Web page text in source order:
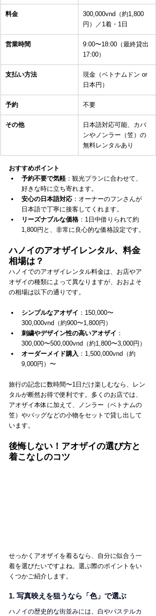
料金
300,000vnd（約1,800
円）／1着・1日
営業時間
9:00〜18:00（最終貸出
17:00）
支払い方法
現金（ベトナムドン or
日本円）
予約 不要
その他
日本語対応可能、カバ
ンやノンラー（笠）の
無料レンタルあり
おすすめポイント
予約不要で気軽 ：観光プランに合わせて、
好きな時に立ち寄れます。
安心の日本語対応 ：オーナーのフンさんが
日本語で丁寧に接客してくれます。
リーズナブルな価格 ：1日中借りられて約
1,800円と、非常に良心的な価格設定です。
ハノイのアオザイレンタル、料金
相場は？
ハノイでのアオザイレンタル料金は、お店やア
オザイの種類によって異なりますが、おおよそ
の相場は以下の通りです。
シンプルなアオザイ ：150,000〜
300,000vnd（約900〜1,800円）
刺繍やデザイン性の高いアオザイ ：
300,000〜500,000vnd（約1,800〜3,000円）
オーダーメイド購入 ：1,500,000vnd（約
9,000円）〜
旅行の記念に数時間〜1日だけ楽しむなら、レン
タルが断然お得で便利です。多くのお店では、
アオザイ本体に加えて、ノンラー（ベトナムの
笠）やバッグなどの小物をセットで貸し出して
います。
後悔しない！アオザイの選び方と
着こなしのコツ
せっかくアオザイを着るなら、自分に似合う一
着を選びたいですよね。選ぶ際のポイントをい
くつかご紹介します。
1. 写真映えを狙うなら「色」で選ぶ
ハノイの歴史的な街並みには、白やパステルカ